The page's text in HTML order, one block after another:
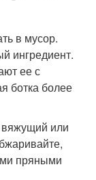
в мусор.
ингредиент.
ее с
ботка более
вяжущий или
пряными